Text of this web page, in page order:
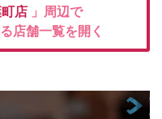
店 」周辺で
店舗一覧を開く